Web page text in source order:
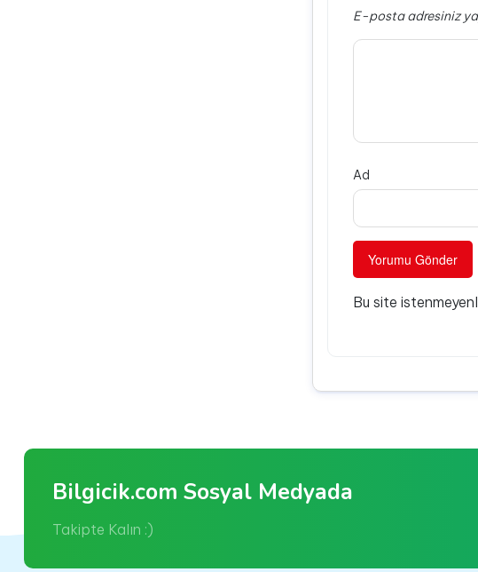
E-posta adresiniz
Ad
Bu site
Bilgicik.com Sosyal Medyada
Takipte Kalın :)